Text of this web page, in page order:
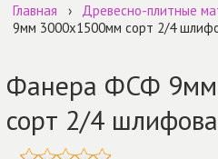
Главная › Древесно-плитные
9мм 3000х1500мм сорт 2/4
Фанера ФСФ
сорт 2/4